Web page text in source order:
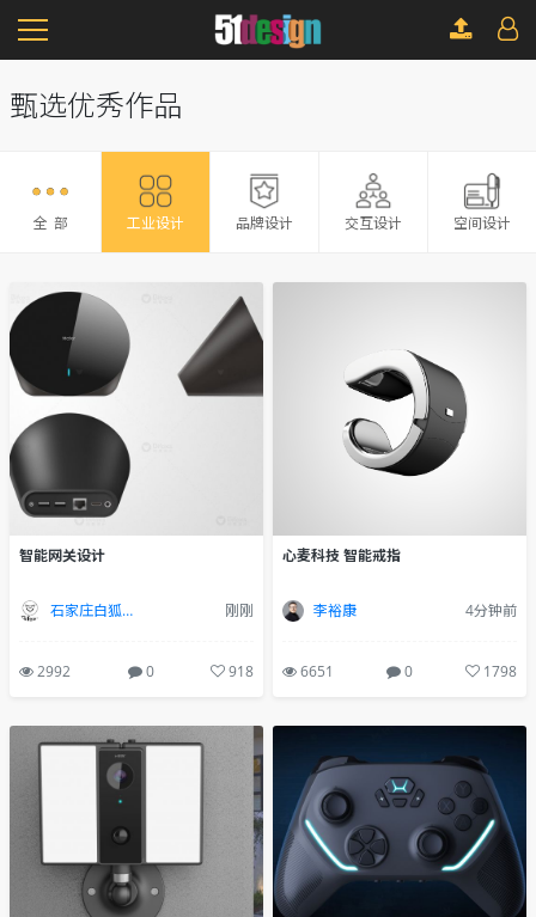
甄选优秀作品
全 部 工业设计 品牌设计 交互设计 空间设计
智能网关设计
石家庄白狐设计 刚刚
2992 0 918
心麦科技 智能戒指
李裕康 4分钟前
6651 0 1798